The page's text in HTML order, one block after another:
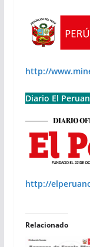
http://
Diario El
http://
Relacionado